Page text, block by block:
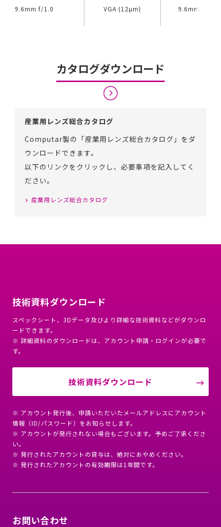
9.6mm f/1.0 VGA (12µm) 9.6mm
カタログダウンロード
産業用レンズ総合カタログ
Computar製の「産業用レンズ総合カタログ」をダ
ウンロードできます。
以下のリンクをクリックし、必要事項を記入してく
ださい。
産業用レンズ総合カタログ
技術資料ダウンロード
スペックシート、3Dデータ及びより詳細な技術資料などがダウンロ
ードできます。
※ 詳細資料のダウンロードは、アカウント申請・ログインが必要で
す。
技術資料ダウンロード
※ アカウント発行後、申請いただいたメールアドレスにアカウント
情報（ID/パスワード）をお知らせします。
※ アカウントが発行されない場合もございます。予めご了承くださ
い。
※ 発行されたアカウントの貸与は、絶対におやめください。
※ 発行されたアカウントの有効期限は1年間です。
お問い合わせ